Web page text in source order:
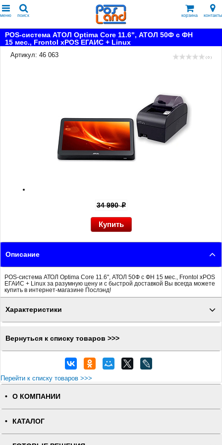
меню поиск корзина контакты
POS-система АТОЛ Optima Core 11.6", АТОЛ 50Ф с ФН
15 мес., Frontol xPOS ЕГАИС + Linux
Артикул: 46 063
( 0 )
34 990p
Описание
POS-система АТОЛ Optima Core 11.6", АТОЛ 50Ф с ФН 15 мес., Frontol xPOS
ЕГАИС + Linux за разумную цену и с быстрой доставкой Вы всегда можете
купить в интернет-магазине Послэнд!
Характеристики
Вернуться к списку товаров >>>
Перейти к списку товаров >>>
О КОМПАНИИ
КАТАЛОГ